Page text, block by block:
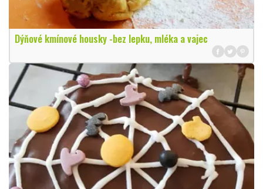
Dýňové kmínové housky -bez lepku, mléka a vajec